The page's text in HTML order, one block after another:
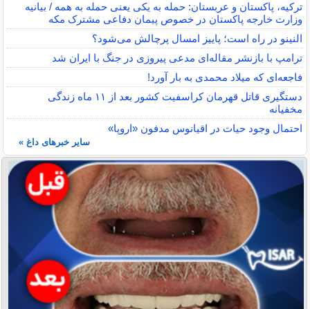
ترکیه، پاکستان و عربستان: حمله به یکی یعنی حمله به همه / بیانیه
وزارت خارجه پاکستان در خصوص پیمان دفاعی مشترک مکه
النینو در راه است؛ پاییز امسال پرچالش می‌شود؟
ترامپ با بازنشر مقاله‌ای مدعی پیروزی در جنگ با ایران شد
فاجعه‌ای که میلاد محمدی به بار آورد!
دستگیری قاتل قهرمان کراسفیت کشور بعد از ۱۱ ماه زندگی
مخفیانه
احتمال وجود حیات در اقیانوس مدفون «اروپا»
سایر خبرهای داغ »